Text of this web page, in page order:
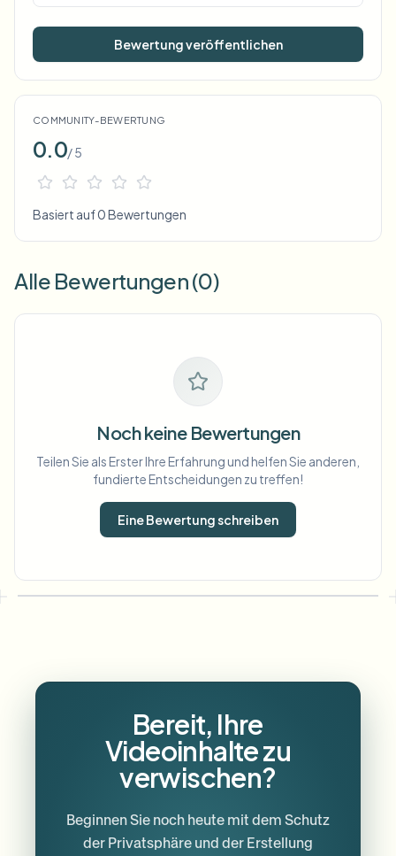
Bewertung veröffentlichen
COMMUNITY-BEWERTUNG
0.0/ 5
Basiert auf 0 Bewertungen
Alle Bewertungen (0)
Noch keine Bewertungen
Teilen Sie als Erster Ihre Erfahrung und helfen Sie anderen,
fundierte Entscheidungen zu treffen!
Eine Bewertung schreiben
Bereit, Ihre
Videoinhalte zu
verwischen?
Beginnen Sie noch heute mit dem Schutz
der Privatsphäre und der Erstellung